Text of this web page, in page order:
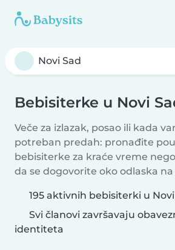
Bebisiterke u Novi
Veče za izlazak, posao ili kada
potreban predah: pronađite
bebisiterke za kraće vreme
da se dogovorite oko odlaska
195 aktivnih bebisiterki u Novi
Svi članovi završavaju
identiteta